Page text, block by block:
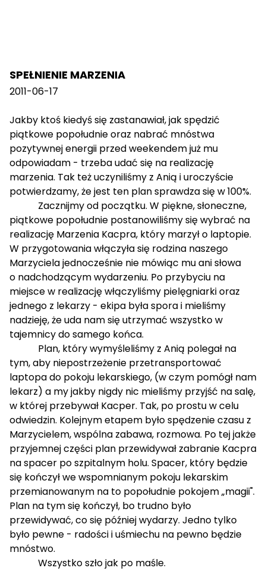
SPEŁNIENIE MARZENIA
2011-06-17
Jakby ktoś kiedyś się zastanawiał, jak spędzić
piątkowe popołudnie oraz nabrać mnóstwa
pozytywnej energii przed weekendem już mu
odpowiadam - trzeba udać się na realizację
marzenia. Tak też uczyniliśmy z Anią i uroczyście
potwierdzamy, że jest ten plan sprawdza się w 100%.
Zacznijmy od początku. W piękne, słoneczne,
piątkowe popołudnie postanowiliśmy się wybrać na
realizację Marzenia Kacpra, który marzył o laptopie.
W przygotowania włączyła się rodzina naszego
Marzyciela jednocześnie nie mówiąc mu ani słowa
o nadchodzącym wydarzeniu. Po przybyciu na
miejsce w realizację włączyliśmy pielęgniarki oraz
jednego z lekarzy - ekipa była spora i mieliśmy
nadzieję, że uda nam się utrzymać wszystko w
tajemnicy do samego końca.
Plan, który wymyśleliśmy z Anią polegał na
tym, aby niepostrzeżenie przetransportować
laptopa do pokoju lekarskiego, (w czym pomógł nam
lekarz) a my jakby nigdy nic mieliśmy przyjść na salę,
w której przebywał Kacper. Tak, po prostu w celu
odwiedzin. Kolejnym etapem było spędzenie czasu z
Marzycielem, wspólna zabawa, rozmowa. Po tej jakże
przyjemnej części plan przewidywał zabranie Kacpra
na spacer po szpitalnym holu. Spacer, który będzie
się kończył we wspomnianym pokoju lekarskim
przemianowanym na to popołudnie pokojem „magii".
Plan na tym się kończył, bo trudno było
przewidywać, co się później wydarzy. Jedno tylko
było pewne - radości i uśmiechu na pewno będzie
mnóstwo.
Wszystko szło jak po maśle.